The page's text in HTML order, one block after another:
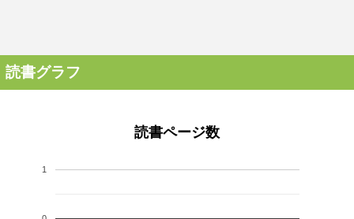
読書グラフ
読書ページ数
1